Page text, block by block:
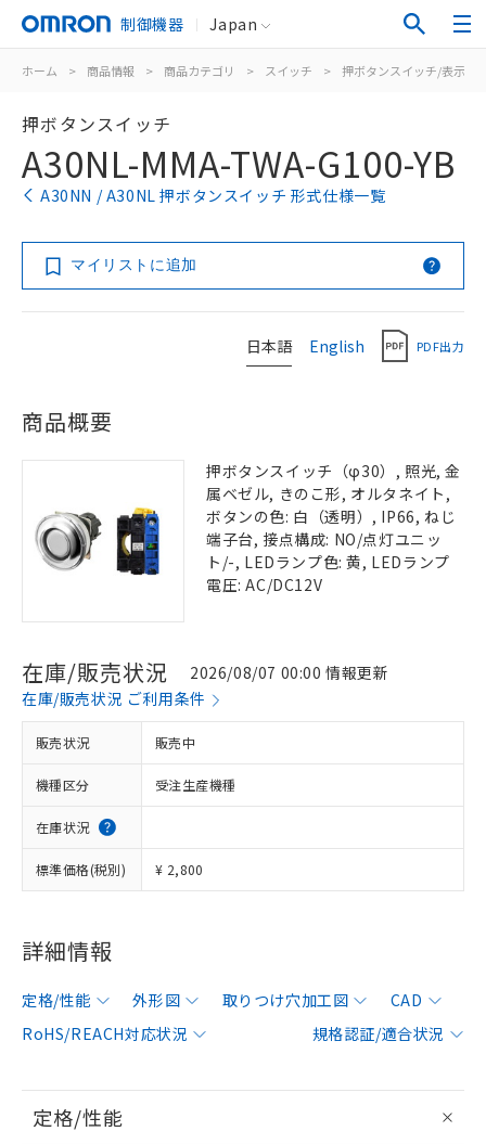
制御機器 Japan
ホーム > 商品情報 > 商品カテゴリ > スイッチ > 押ボタンスイッチ/表示灯
押ボタンスイッチ
A30NL-MMA-TWA-G100-YB
A30NN / A30NL 押ボタンスイッチ 形式仕様一覧
マイリストに追加
日本語 English PDF出力
商品概要
押ボタンスイッチ（φ30）, 照光, 金
属ベゼル, きのこ形, オルタネイト,
ボタンの色: 白（透明）, IP66, ねじ
端子台, 接点構成: NO/点灯ユニッ
ト/-, LEDランプ色: 黄, LEDランプ
電圧: AC/DC12V
在庫/販売状況
2026/08/07 00:00 情報更新
在庫/販売状況 ご利用条件
販売状況 販売中
機種区分 受注生産機種
在庫状況
標準価格(税別) ¥ 2,800
詳細情報
定格/性能 外形図 取りつけ穴加工図
CAD
RoHS/REACH対応状況
規格認証/適合状況
定格/性能